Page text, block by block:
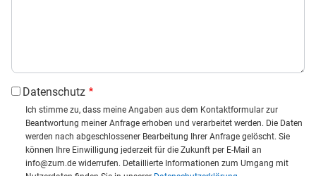
Datenschutz
Ich stimme zu, dass meine Angaben aus dem Kontaktformular zur
Beantwortung meiner Anfrage erhoben und verarbeitet werden. Die Daten
werden nach abgeschlossener Bearbeitung Ihrer Anfrage gelöscht. Sie
können Ihre Einwilligung jederzeit für die Zukunft per E-Mail an
info@zum.de widerrufen. Detaillierte Informationen zum Umgang mit